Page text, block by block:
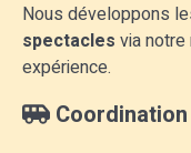
Nous développons
spectacles via notre
expérience.